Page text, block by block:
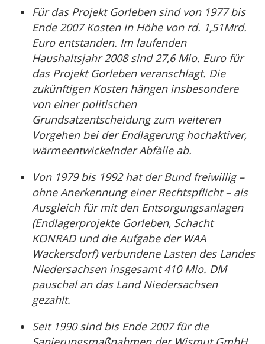
Für das Projekt Gorleben sind von 1977 bis
Ende 2007 Kosten in Höhe von rd. 1,51Mrd.
Euro entstanden. Im laufenden
Haushaltsjahr 2008 sind 27,6 Mio. Euro für
das Projekt Gorleben veranschlagt. Die
zukünftigen Kosten hängen insbesondere
von einer politischen
Grundsatzentscheidung zum weiteren
Vorgehen bei der Endlagerung hochaktiver,
wärmeentwickelnder Abfälle ab.
Von 1979 bis 1992 hat der Bund freiwillig –
ohne Anerkennung einer Rechtspflicht – als
Ausgleich für mit den Entsorgungsanlagen
(Endlagerprojekte Gorleben, Schacht
KONRAD und die Aufgabe der WAA
Wackersdorf) verbundene Lasten des Landes
Niedersachsen insgesamt 410 Mio. DM
pauschal an das Land Niedersachsen
gezahlt.
Seit 1990 sind bis Ende 2007 für die